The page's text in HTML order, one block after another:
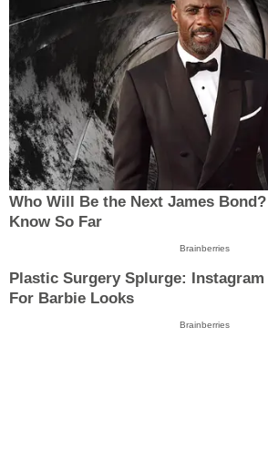
Who Will Be the Next James
Know So Far
Brainberries
Plastic Surgery Splurge:
For Barbie Looks
Brainberries